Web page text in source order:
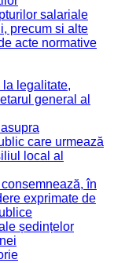
salariale
precum si alte
acte normative
legalitate,
general al
care urmează
local al
în
exprimate de
ședințelor